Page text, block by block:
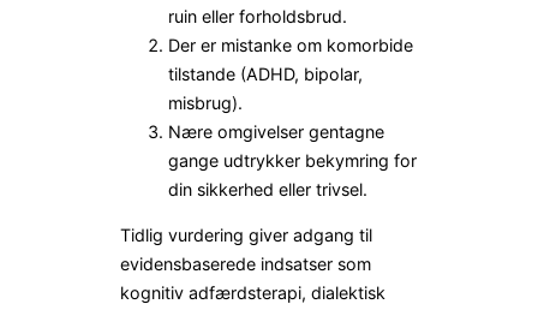
ruin eller forholdsbrud.
Der er mistanke om komorbide
tilstande (ADHD, bipolar,
misbrug).
Nære omgivelser gentagne
gange udtrykker bekymring for
din sikkerhed eller trivsel.
Tidlig vurdering giver adgang til
evidensbaserede indsatser som
kognitiv adfærdsterapi, dialektisk